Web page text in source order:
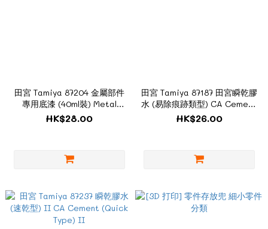
田宮 Tamiya 87204 金屬部件
專用底漆 (40ml裝) Metal
Primer
HK$28.00
田宮 Tamiya 87187 田宮瞬乾膠
水 (易除痕跡類型) CA Cement
Easy Sanding
HK$26.00